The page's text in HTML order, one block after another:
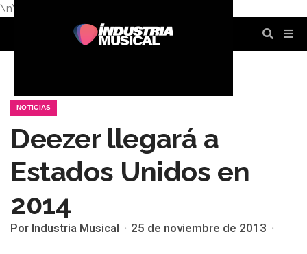
\n\n
NOTICIAS
Deezer llegará a
Estados Unidos en
2014
Por Industria Musical 25 de noviembre de 2013